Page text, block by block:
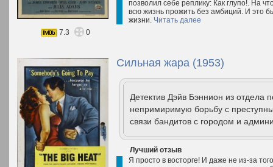
позволил себе реплику: Как глупо!. На
всю жизнь прожить без амбиций. И это
жизни. Читать далее
7.3
0
Сильная жара (1953)
Детектив Дэйв Бэннион из отдела
непримиримую борьбу с
связи бандитов с городом и
Лучший отзыв
Я просто в восторге! И даже не из-за